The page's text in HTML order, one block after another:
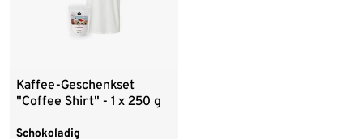
Kaffee-Geschenkset
"Coffee Shirt" - 1 x 250 g
und Coffee Crew T-Shirt
Schokoladig